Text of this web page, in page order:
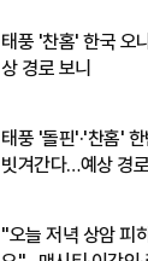
태풍 '찬홈' 한국 오
상 경로 보니
태풍 '돌핀'·'찬홈'
빗겨간다…예상 경
"오늘 저녁 상암 피